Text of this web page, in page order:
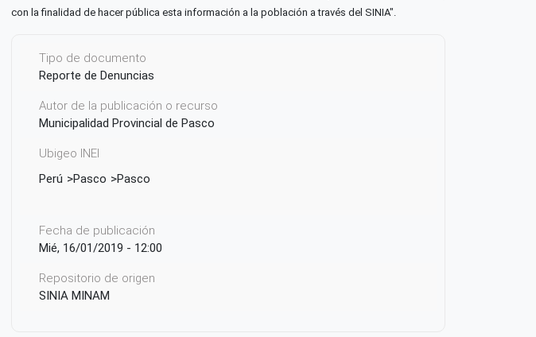
con la finalidad de hacer pública esta información a la población a través del SINIA".
Tipo de documento
Reporte de Denuncias
Autor de la publicación o recurso
Municipalidad Provincial de Pasco
Ubigeo INEI
Perú
Pasco Pasco
Fecha de publicación
Mié, 16/01/2019 - 12:00
Repositorio de origen
SINIA MINAM